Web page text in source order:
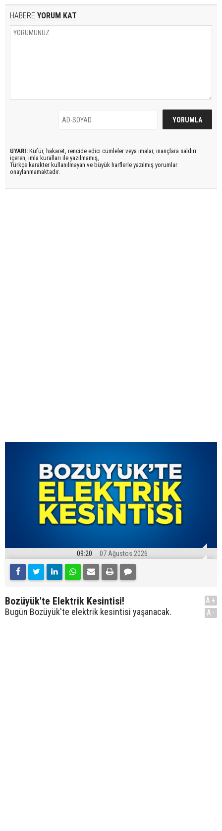
HABERE YORUM KAT
UYARI: Küfür, hakaret, rencide edici cümleler veya imalar, inançlara saldırı
içeren, imla kuralları ile yazılmamış,
Türkçe karakter kullanılmayan ve büyük harflerle yazılmış yorumlar
onaylanmamaktadır.
09:20 07 Ağustos 2026
Bozüyük'te Elektrik Kesintisi!
Bugün Bozüyük'te elektrik kesintisi yaşanacak.
A+
A-